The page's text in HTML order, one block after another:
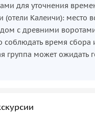
для уточнения
(отели Калеичи): место
с древними
соблюдать время сбора
группа может ожидать